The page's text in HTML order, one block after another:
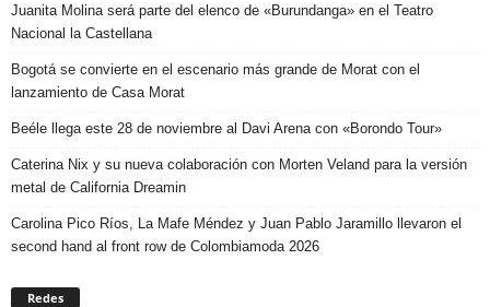
Juanita Molina será parte del elenco de «Burundanga» en el Teatro
Nacional la Castellana
Bogotá se convierte en el escenario más grande de Morat con el
lanzamiento de Casa Morat
Beéle llega este 28 de noviembre al Davi Arena con «Borondo Tour»
Caterina Nix y su nueva colaboración con Morten Veland para la versión
metal de California Dreamin
Carolina Pico Ríos, La Mafe Méndez y Juan Pablo Jaramillo llevaron el
second hand al front row de Colombiamoda 2026
Redes